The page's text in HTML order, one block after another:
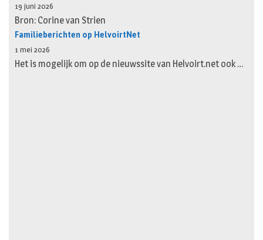
19 juni 2026
Bron: Corine van Strien
Familieberichten op HelvoirtNet
1 mei 2026
Het is mogelijk om op de nieuwssite van Helvoirt.net ook …